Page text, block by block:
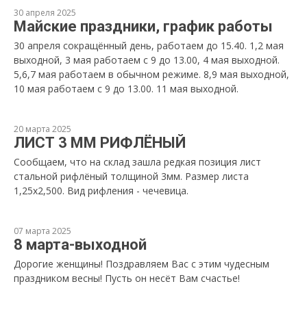
30 апреля 2025
Майские праздники, график работы
30 апреля сокращённый день, работаем до 15.40. 1,2 мая
выходной, 3 мая работаем с 9 до 13.00, 4 мая выходной.
5,6,7 мая работаем в обычном режиме. 8,9 мая выходной,
10 мая работаем с 9 до 13.00. 11 мая выходной.
20 марта 2025
ЛИСТ 3 ММ РИФЛЁНЫЙ
Сообщаем, что на склад зашла редкая позиция лист
стальной рифлёный толщиной 3мм. Размер листа
1,25х2,500. Вид рифления - чечевица.
07 марта 2025
8 марта-выходной
Дорогие женщины! Поздравляем Вас с этим чудесным
праздником весны! Пусть он несёт Вам счастье!